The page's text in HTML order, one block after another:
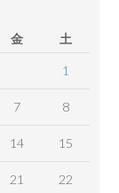
金 土
1
7 8
14 15
21 22